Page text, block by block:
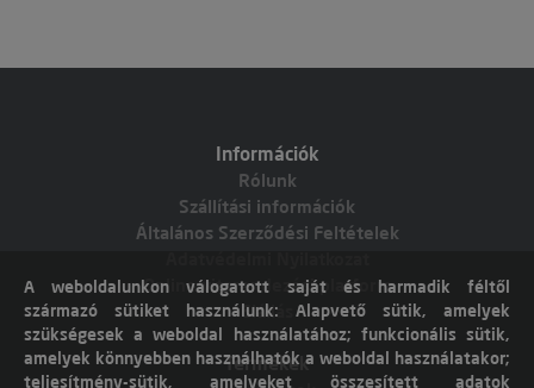
Információk
Rólunk
Szállítási információk
Általános Szerződési Feltételek
Online vitarendezési platform
Elállás
Termékek
A weboldalunkon válogatott saját és harmadik féltől
származó sütiket használunk: Alapvető sütik, amelyek
szükségesek a weboldal használatához; funkcionális sütik,
amelyek könnyebben használhatók a weboldal használatakor;
teljesítmény-sütik, amelyeket összesített adatok